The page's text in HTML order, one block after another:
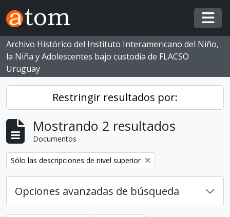
Skip to main content
Archivo Histórico del Instituto Interamericano del Niño,
la Niña y Adolescentes bajo custodia de FLACSO
Uruguay
Restringir resultados por:
Mostrando 2 resultados
Documentos
Eliminar filtro:
Sólo las descripciones de nivel superior
Opciones avanzadas de búsqueda